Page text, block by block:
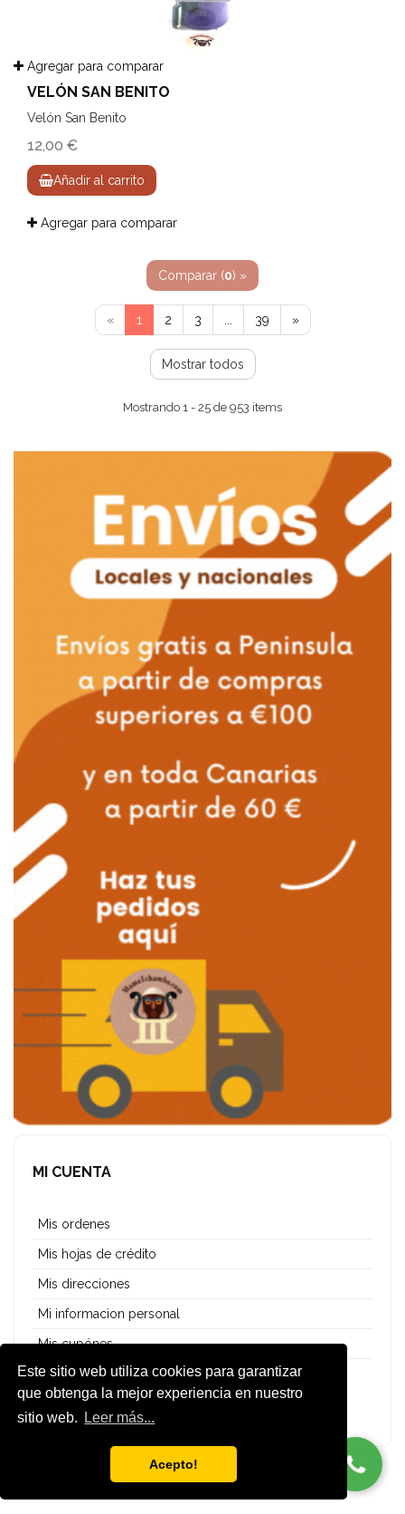
Este sitio web utiliza cookies para garantizar
que obtenga la mejor experiencia en nuestro
sitio web.
Leer más...
Acepto!
Agregar para comparar
VELÓN SAN BENITO
Velón San Benito
12,00 €
Añadir al carrito
Agregar para comparar
Comparar (0) »
« 1 2 3 39 »
Mostrar todos
Mostrando 1 - 25 de 953 items
MI CUENTA
Mis ordenes
Mis hojas de crédito
Mis direcciones
Mi informacion personal
Mis cupónes
Mis alertas
Desconectar